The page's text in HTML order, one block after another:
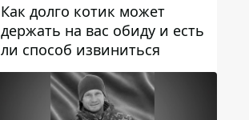
Как долго котик может
держать на вас обиду и есть
ли способ извиниться